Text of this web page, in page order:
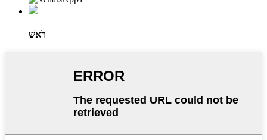
רֹאשׁ